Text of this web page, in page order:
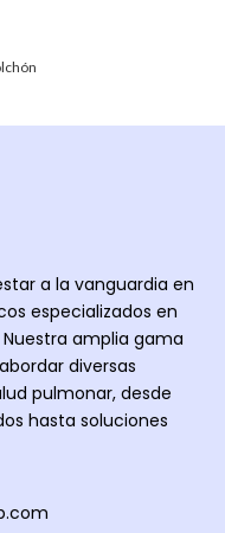
a la vanguardia en
especializados en
amplia gama
diversas
pulmonar, desde
hasta soluciones